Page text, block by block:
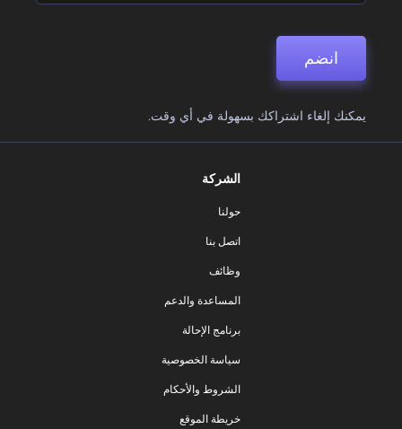
انضم
يمكنك إلغاء اشتراكك بسهولة في أي وقت.
الشركة
حولنا
اتصل بنا
وظائف
المساعدة والدعم
برنامج الإحالة
سياسة الخصوصية
الشروط والأحكام
خريطة الموقع